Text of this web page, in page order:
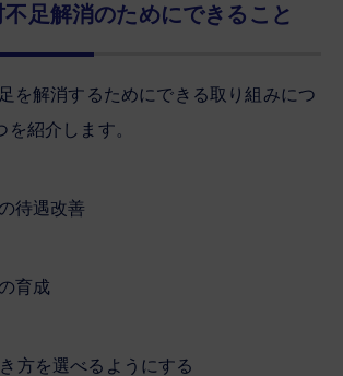
足解消のためにできること
を解消するためにできる取り組みにつ
紹介します。
待遇改善
育成
方を選べるようにする